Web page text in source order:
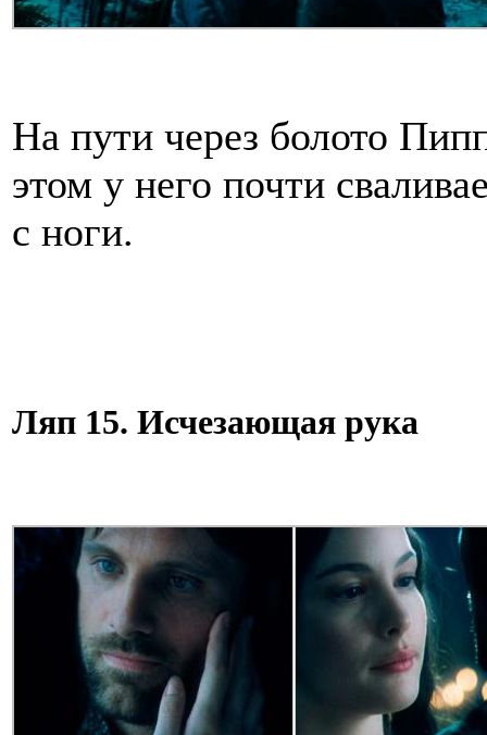
На пути через болото
этом у него почти
с ноги.
Ляп 15. Исчезающая рука